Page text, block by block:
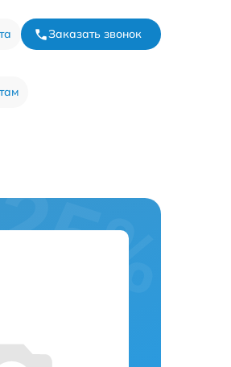
Заказать звонок